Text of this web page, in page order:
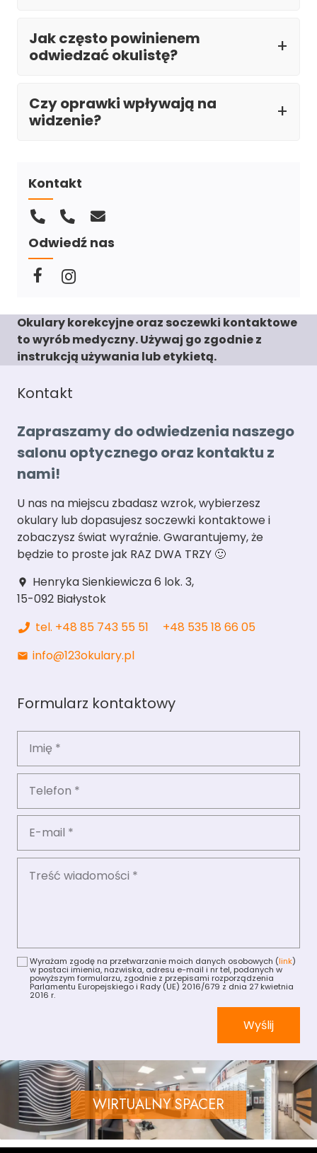
Jak często powinienem
odwiedzać okulistę?
Czy oprawki wpływają na
widzenie?
Kontakt
Odwiedź nas
Okulary korekcyjne oraz soczewki kontaktowe
to wyrób medyczny. Używaj go zgodnie z
instrukcją używania lub etykietą.
Kontakt
Zapraszamy do odwiedzenia naszego
salonu optycznego oraz kontaktu z
nami!
U nas na miejscu zbadasz wzrok, wybierzesz
okulary lub dopasujesz soczewki kontaktowe i
zobaczysz świat wyraźnie. Gwarantujemy, że
będzie to proste jak RAZ DWA TRZY 🙂
location_pin
Henryka Sienkiewicza 6 lok. 3,
15-092 Białystok
tel. +48 85 743 55 51
+48 535 18 66 05
mail info@123okulary.pl
Formularz kontaktowy
Wyrażam zgodę na przetwarzanie moich danych osobowych (link)
w postaci imienia, nazwiska, adresu e-mail i nr tel, podanych w
powyższym formularzu, zgodnie z przepisami rozporządzenia
Parlamentu Europejskiego i Rady (UE) 2016/679 z dnia 27 kwietnia
2016 r.
Wyślij
WIRTUALNY SPACER